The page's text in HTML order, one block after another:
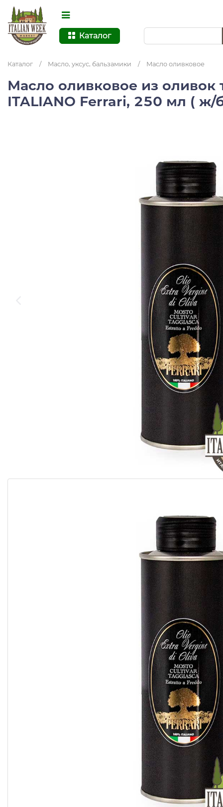
Каталог
Каталог / Масло, уксус, бальзамики / Масло оливковое
Масло оливковое из оливок
ITALIANO Ferrari, 250 мл ( ж/